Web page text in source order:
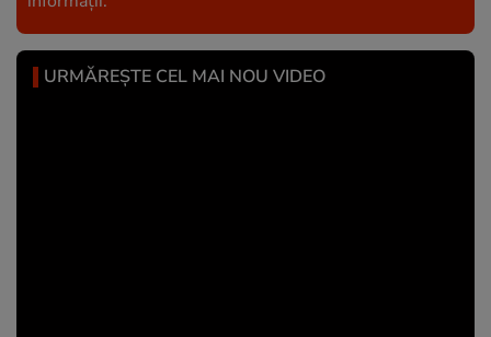
URMĂREȘTE CEL MAI NOU VIDEO